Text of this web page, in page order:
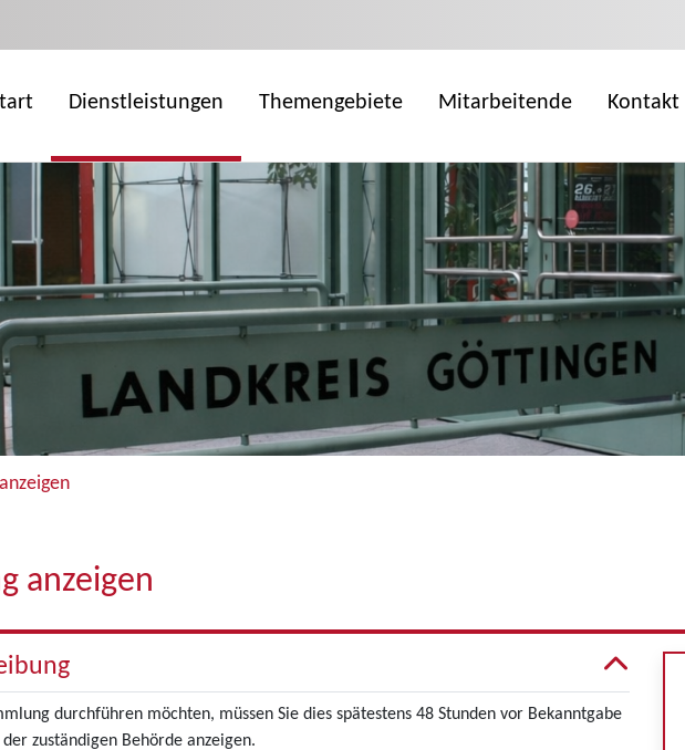
Dienstleistungen Themengebiete Mitarbeitende Kontakt
anzeigen
durchführen möchten, müssen Sie dies spätestens 48 Stunden vor Bekanntgabe
zuständigen Behörde anzeigen.